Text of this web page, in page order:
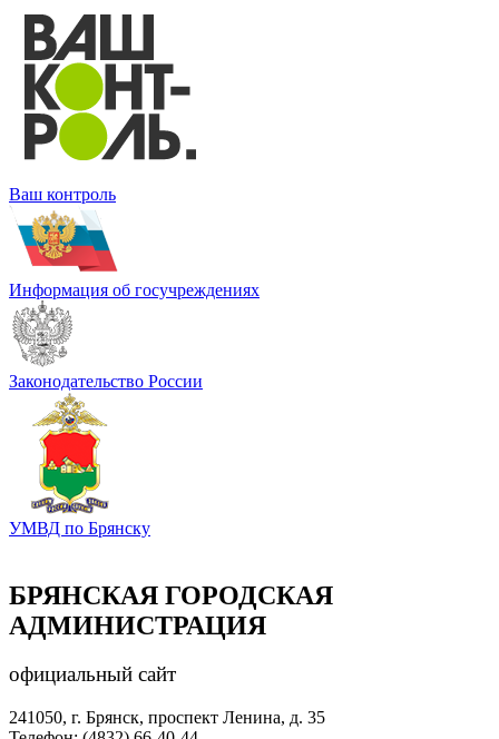
Ваш контроль
Информация об госучреждениях
Законодательство России
УМВД по Брянску
БРЯНСКАЯ ГОРОДСКАЯ
АДМИНИСТРАЦИЯ
официальный сайт
241050, г. Брянск, проспект Ленина, д. 35